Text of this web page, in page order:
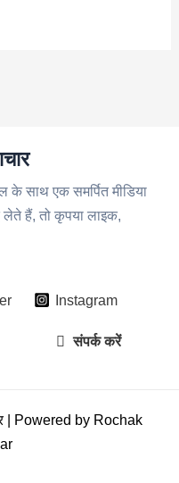
साथ एक समर्पित मीडिया
लेते हैं, तो कृपया लाइक,
Instagram
संपर्क करें
| Powered by Rochak